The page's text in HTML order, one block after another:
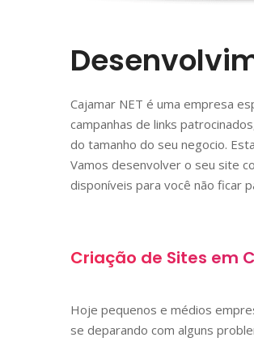
Cajamar NET é uma empresa
campanhas de links
do tamanho do seu negocio.
Vamos desenvolver o seu site
disponíveis para você não ficar
Criação de Sites em
Hoje pequenos e médios
se deparando com alguns